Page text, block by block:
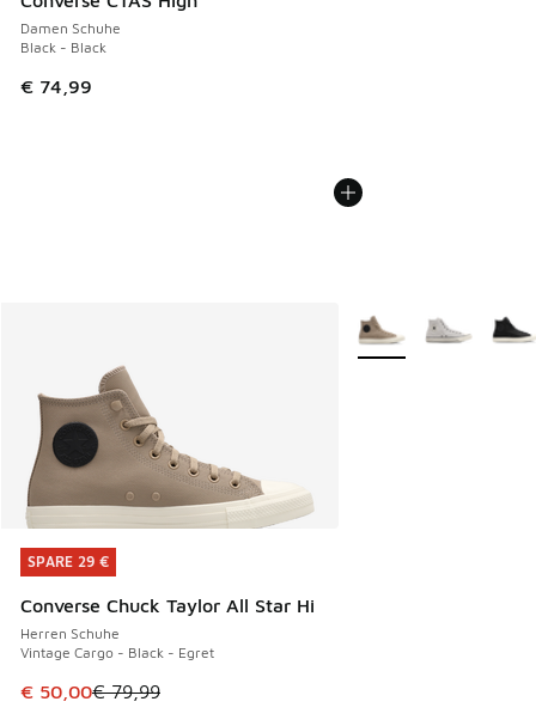
Damen Schuhe
Black - Black
€ 74,99
SPARE 29 €
Converse Chuck Taylor All Star Hi
Herren Schuhe
Vintage Cargo - Black - Egret
Dieser Artikel ist im Sale. Der Preis ist von € 79,99 auf €
€ 50,00€ 79,99
SPARE 29 €
Weitere Farben